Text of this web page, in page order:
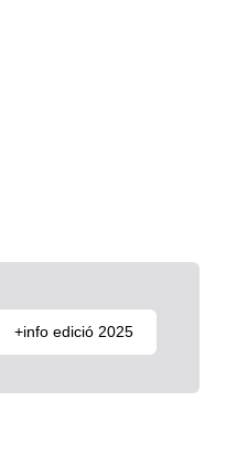
+info edició 2025